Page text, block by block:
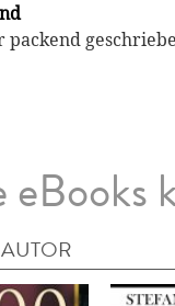
packend
eBooks